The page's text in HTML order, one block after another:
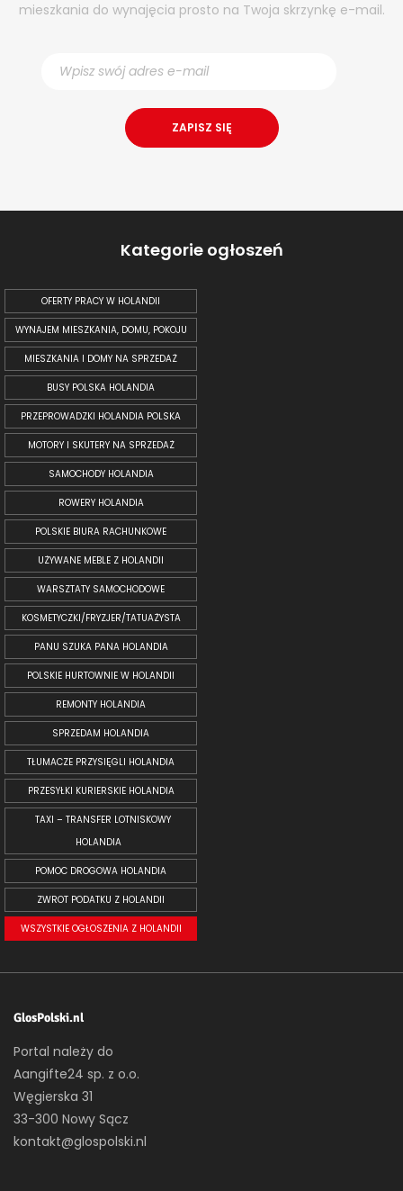
mieszkania do wynajęcia prosto na Twoja skrzynkę e-mail.
Kategorie ogłoszeń
OFERTY PRACY W HOLANDII
WYNAJEM MIESZKANIA, DOMU, POKOJU
MIESZKANIA I DOMY NA SPRZEDAŻ
BUSY POLSKA HOLANDIA
PRZEPROWADZKI HOLANDIA POLSKA
MOTORY I SKUTERY NA SPRZEDAŻ
SAMOCHODY HOLANDIA
ROWERY HOLANDIA
POLSKIE BIURA RACHUNKOWE
UŻYWANE MEBLE Z HOLANDII
WARSZTATY SAMOCHODOWE
KOSMETYCZKI/FRYZJER/TATUAŻYSTA
PANU SZUKA PANA HOLANDIA
POLSKIE HURTOWNIE W HOLANDII
REMONTY HOLANDIA
SPRZEDAM HOLANDIA
TŁUMACZE PRZYSIĘGLI HOLANDIA
PRZESYŁKI KURIERSKIE HOLANDIA
TAXI – TRANSFER LOTNISKOWY
HOLANDIA
POMOC DROGOWA HOLANDIA
ZWROT PODATKU Z HOLANDII
WSZYSTKIE OGŁOSZENIA Z HOLANDII
GlosPolski.nl
Portal należy do
Aangifte24 sp. z o.o.
Węgierska 31
33-300 Nowy Sącz
kontakt@glospolski.nl